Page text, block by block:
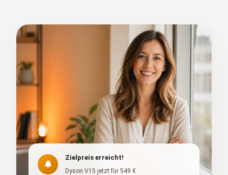
Zielpreis erreicht!
Dyson V15 jetzt für 549 €